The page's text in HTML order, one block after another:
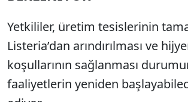
Yetkililer, üretim tesislerinin
Listeria’dan arındırılması ve
koşullarının sağlanması
faaliyetlerin yeniden